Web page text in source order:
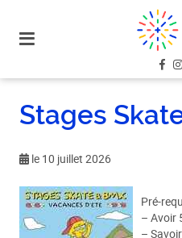
site
menu
contenu
Stages
le 10 juillet 2026
Pré-
– Avoir
–